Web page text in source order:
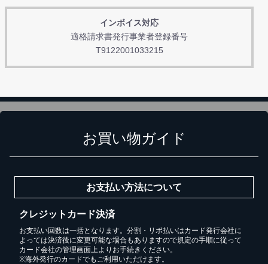
インボイス対応
適格請求書発行事業者登録番号
T9122001033215
お買い物ガイド
お支払い方法について
クレジットカード決済
お支払い回数は一括となります。分割・リボ払いはカード発行会社に
よっては決済後に変更可能な場合もありますので規定の手順に従って
カード会社の管理画面上よりお手続きください。
※海外発行のカードでもご利用いただけます。